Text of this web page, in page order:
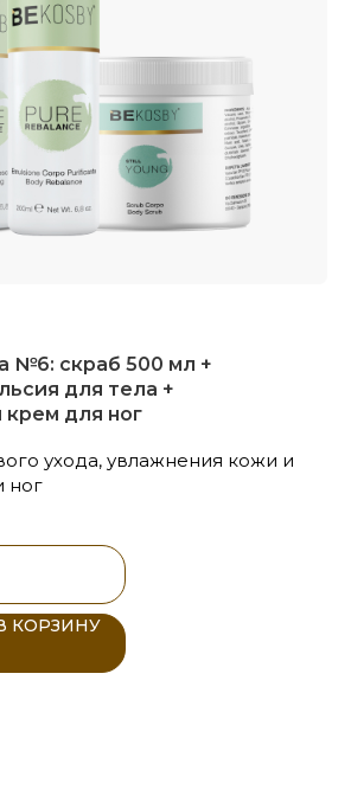
№6: скраб 500 мл +
для тела +
для ног
ухода, увлажнения кожи и
ног
КОРЗИНУ
средств
помогает
уменьшить
выраженность
Качество — одна из главных
ценностей бренда Bekosby. Все
продукты производятся в Италии
под четким контролем
профессионалов. О процессе
производства и технологиях